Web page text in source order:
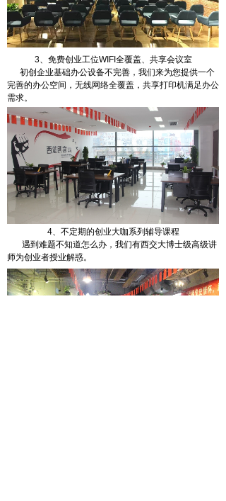
4、不定期的创业大咖系列辅导课程
遇到难题不知道怎么办，我们有西交大博士级高级讲
师为创业者授业解惑。
3、免费创业工位WIFI全覆盖、共享会议室
初创企业基础办公设备不完善，我们来为您提供一个
完善的办公空间，无线网络全覆盖，共享打印机满足办公
需求。